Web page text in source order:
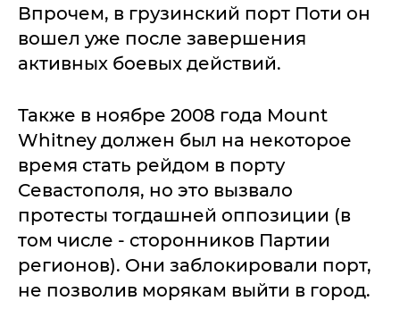
Впрочем, в грузинский порт Поти он
вошел уже после завершения
активных боевых действий.
Также в ноябре 2008 года Mount
Whitney должен был на некоторое
время стать рейдом в порту
Севастополя, но это вызвало
протесты тогдашней оппозиции (в
том числе - сторонников Партии
регионов). Они заблокировали порт,
не позволив морякам выйти в город.